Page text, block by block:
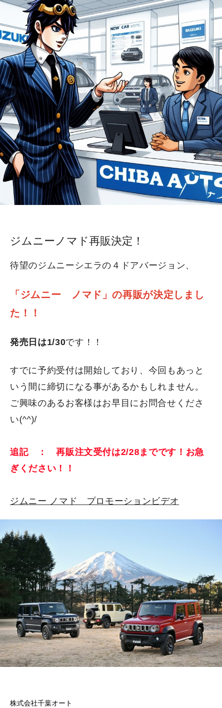
ジムニーノマド再販決定！
待望のジムニーシエラの４ドアバージョン、
「ジムニー ノマド」の再販が決定しまし
た！！
発売日は1/30です！！
すでに予約受付は開始しており、今回もあっと
いう間に締切になる事があるかもしれません。
ご興味のあるお客様はお早目にお問合せくださ
い(^^)/
追記 ： 再販注文受付は2/28までです！お急
ぎください！！
ジムニー ノマド プロモーションビデオ
株式会社千葉オート